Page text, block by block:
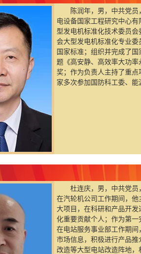
陈润年，男，中共党员
电设备国家工程研究中心
型发电机标准化技术委员
会大型发电机标准化专业
国家标准；组织并完成了
题《高安静、高效率大功
奖；作为负责人主持了重
家多次参加国防科工委、
杜连庆，男，中共党员
在汽轮机公司工作期间，
大项目，在科研和产品开
化重要贡献个人；作为第
在电站服务事业部工作期
市场信息，积极进行产品
改造等大型电站改造阵地